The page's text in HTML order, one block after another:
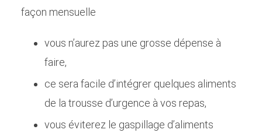
façon mensuelle
vous n’aurez pas une grosse dépense à
faire,
ce sera facile d’intégrer quelques aliments
de la trousse d’urgence à vos repas,
vous éviterez le gaspillage d’aliments